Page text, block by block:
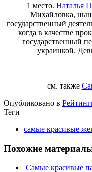
1 место. Наталья
Михайловка,
государственный
когда в качестве
государственный
украинкой.
см. также
Опубликовано в
Теги
самые красивые
Похожие
Самые красивые